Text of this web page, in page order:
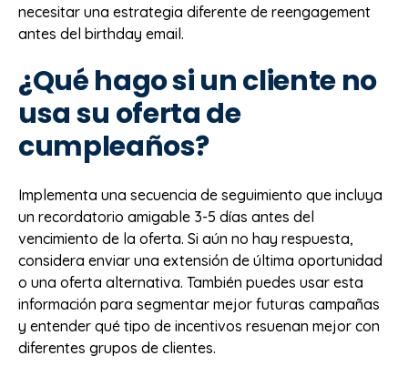
necesitar una estrategia diferente de reengagement
antes del birthday email.
¿Qué hago si un cliente no
usa su oferta de
cumpleaños?
Implementa una secuencia de seguimiento que incluya
un recordatorio amigable 3-5 días antes del
vencimiento de la oferta. Si aún no hay respuesta,
considera enviar una extensión de última oportunidad
o una oferta alternativa. También puedes usar esta
información para segmentar mejor futuras campañas
y entender qué tipo de incentivos resuenan mejor con
diferentes grupos de clientes.